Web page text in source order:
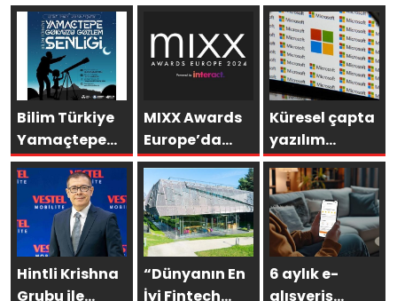
Bilim Türkiye
Yamaçtepe
Gökyüzü
Gözlem
Şenliği
Gaziantep’te
yapılacak
MIXX Awards
Europe’da
Türkiye’ye 12
ödül
Küresel çapta
yazılım
sistemlerinde
aksama!
Microsoft’tan
açıklama
geldi
Hintli Krishna
Grubu ile
“Dünyanın En
İyi Fintech
6 aylık e-
alışveriş